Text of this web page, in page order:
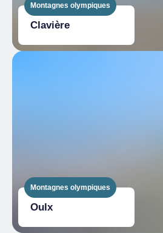
Montagnes olympiques
Clavière
Montagnes olympiques
Oulx